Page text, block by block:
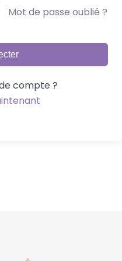
Mot de passe oublié ?
compte ?